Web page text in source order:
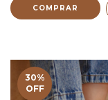
COMPRAR
30%
OFF